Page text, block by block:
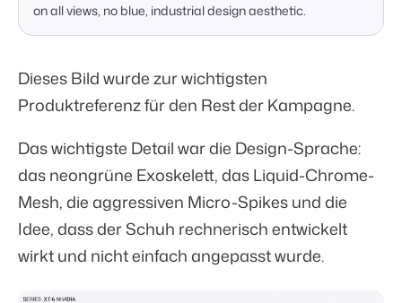
on all views, no blue, industrial design aesthetic.
Dieses Bild wurde zur wichtigsten
Produktreferenz für den Rest der Kampagne.
Das wichtigste Detail war die Design-Sprache:
das neongrüne Exoskelett, das Liquid-Chrome-
Mesh, die aggressiven Micro-Spikes und die
Idee, dass der Schuh rechnerisch entwickelt
wirkt und nicht einfach angepasst wurde.